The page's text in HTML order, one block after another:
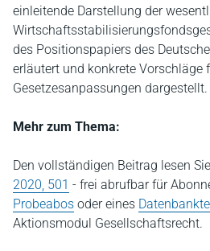
einleitende Darstellung der
des Positionspapiers des
erläutert und konkrete Vorschläge
Gesetzesanpassungen dargestellt.
Mehr zum Thema:
Den vollständigen Beitrag lesen
2020, 501 - frei abrufbar für
Probeabos oder eines
Aktionsmodul Gesellschaftsrecht.